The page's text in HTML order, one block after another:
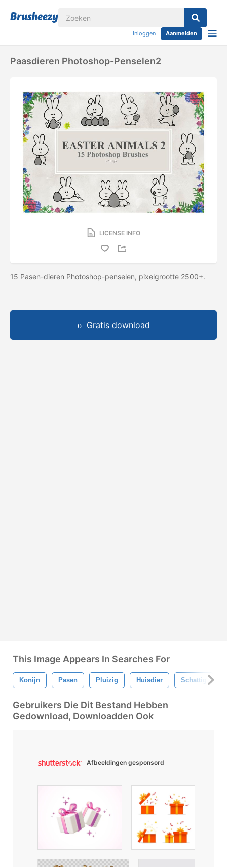
Inloggen Aanmelden
Paasdieren Photoshop-Penselen2
LICENSE INFO
15 Pasen-dieren Photoshop-penselen, pixelgrootte 2500+.
Gratis download
This Image Appears In Searches For
Konijn Pasen Pluizig Huisdier Schattig
Gebruikers Die Dit Bestand Hebben
Gedownload, Downloadden Ook
Afbeeldingen gesponsord